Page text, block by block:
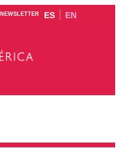
NEWSLETTER ES EN